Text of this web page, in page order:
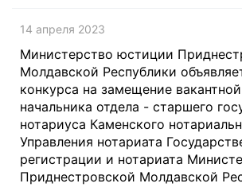
14 апреля 2023
Министерство юстиции
Молдавской Республики
конкурса на замещение
начальника отдела - старшего
нотариуса Каменского
Управления нотариата
регистрации и нотариата
Приднестровской Молдавской